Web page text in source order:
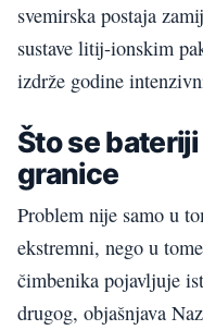
svemirska postaja
sustave litij-ionskim
izdrže godine
Što se
granice
Problem nije samo u
ekstremni, nego u
čimbenika pojavljuje
drugog, objašnjava